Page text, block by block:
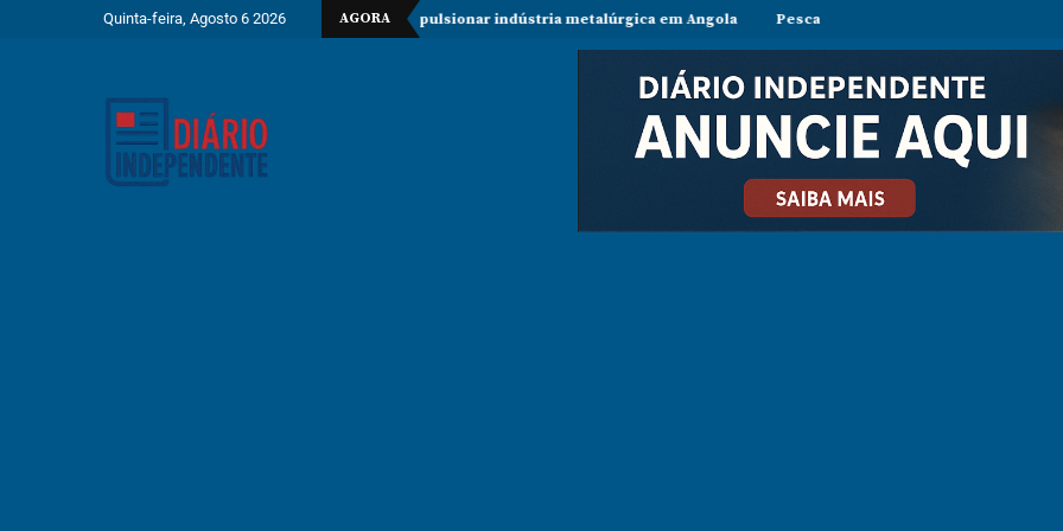
Quinta-feira, Agosto 6 2026 AGORA
de 150 milhões de dólares para impulsionar indústria metalúrgica em Angola Pesca ilegal durante período de veda preocupa